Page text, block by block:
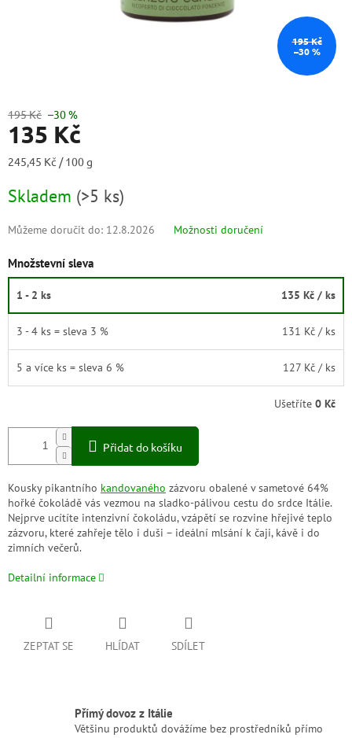
195 Kč
–30 %
195 Kč –30 %
135 Kč
Měrná
245,45 Kč / 100 g
Skladem (>5 ks)
Můžeme doručit do: 12.8.2026 Možnosti doručení
Množstevní sleva
1 - 2 ks 135 Kč / ks
3 - 4 ks = sleva 3 % 131 Kč / ks
5 a více ks = sleva 6 % 127 Kč / ks
Ušetříte 0 Kč
Přidat do košíku
Kousky pikantního kandovaného zázvoru obalené v sametové 64%
hořké čokoládě vás vezmou na sladko-pálivou cestu do srdce Itálie.
Nejprve ucítíte intenzivní čokoládu, vzápětí se rozvine hřejivé teplo
zázvoru, které zahřeje tělo i duši – ideální mlsání k čaji, kávě i do
zimních večerů.
Detailní informace
ZEPTAT SE HLÍDAT SDÍLET
Přímý dovoz z Itálie
Většinu produktů dovážíme bez prostředníků přímo